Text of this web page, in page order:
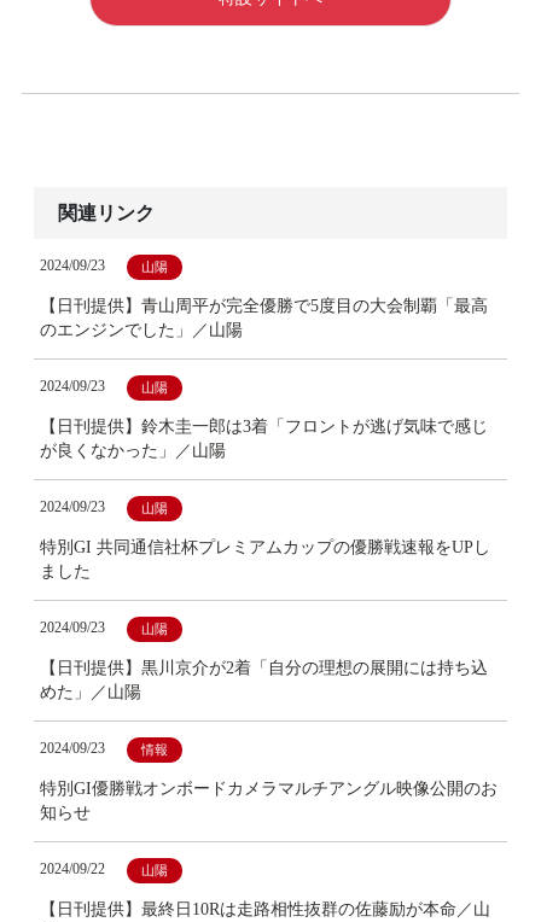
関連リンク
2024/09/23 山陽
【日刊提供】青山周平が完全優勝で5度目の大会制覇「最高
のエンジンでした」／山陽
2024/09/23 山陽
【日刊提供】鈴木圭一郎は3着「フロントが逃げ気味で感じ
が良くなかった」／山陽
2024/09/23 山陽
特別GI 共同通信社杯プレミアムカップの優勝戦速報をUPし
ました
2024/09/23 山陽
【日刊提供】黒川京介が2着「自分の理想の展開には持ち込
めた」／山陽
2024/09/23 情報
特別GI優勝戦オンボードカメラマルチアングル映像公開のお
知らせ
2024/09/22 山陽
【日刊提供】最終日10Rは走路相性抜群の佐藤励が本命／山